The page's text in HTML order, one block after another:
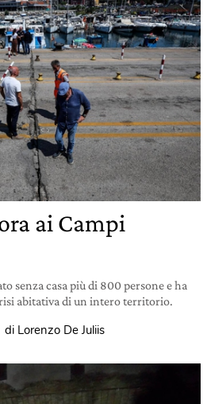
ai Campi
senza casa più di 800 persone e ha
abitativa di un intero territorio.
di Lorenzo De Juliis